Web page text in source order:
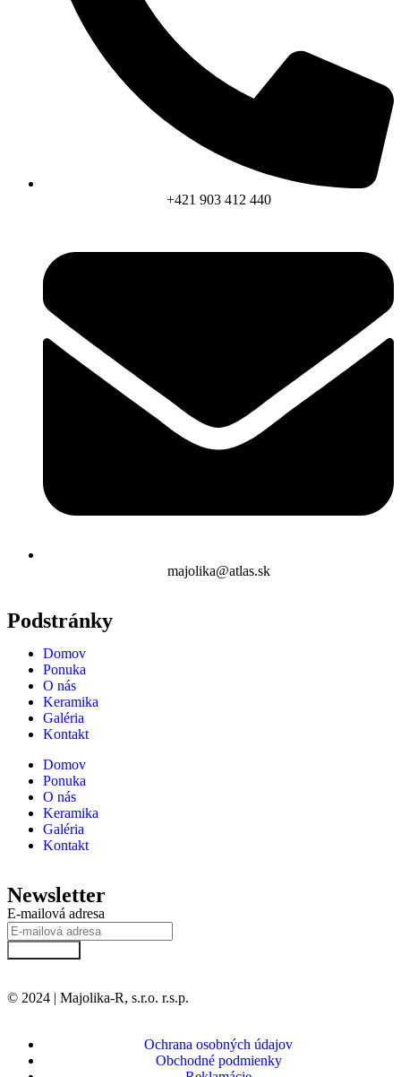
+421 903 412 440
majolika@atlas.sk
Podstránky
Domov
Ponuka
O nás
Keramika
Galéria
Kontakt
Domov
Ponuka
O nás
Keramika
Galéria
Kontakt
Newsletter
E-mailová adresa
© 2024 | Majolika-R, s.r.o. r.s.p.
Ochrana osobných údajov
Obchodné podmienky